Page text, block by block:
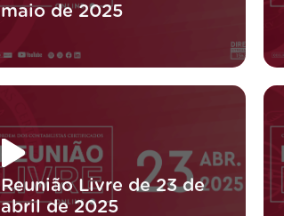
maio de 2025
Reunião Livre de 23 de
abril de 2025